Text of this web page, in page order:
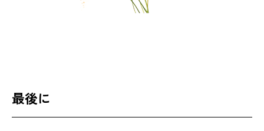
最後に